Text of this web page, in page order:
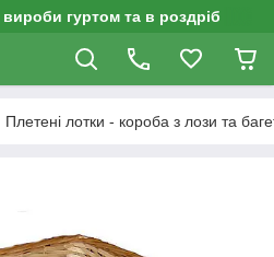
вироби гуртом та в роздріб
Плетені лотки - короба з лози та